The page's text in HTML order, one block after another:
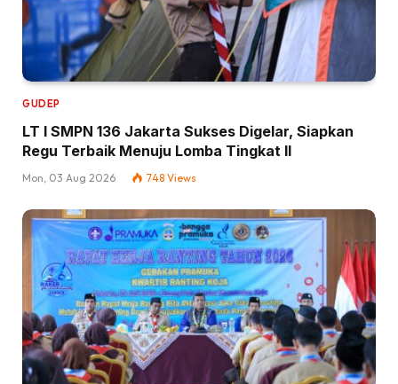
GUDEP
LT I SMPN 136 Jakarta Sukses Digelar, Siapkan
Regu Terbaik Menuju Lomba Tingkat II
Mon, 03 Aug 2026 748 Views